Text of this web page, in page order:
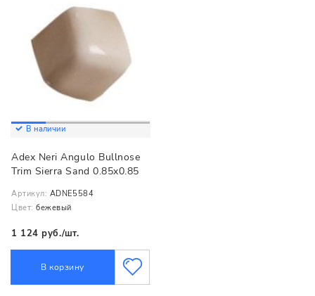
В наличии
Adex Neri Angulo Bullnose
Trim Sierra Sand 0.85x0.85
Артикул: ADNE5584
Цвет: бежевый
1 124 руб./шт.
В корзину